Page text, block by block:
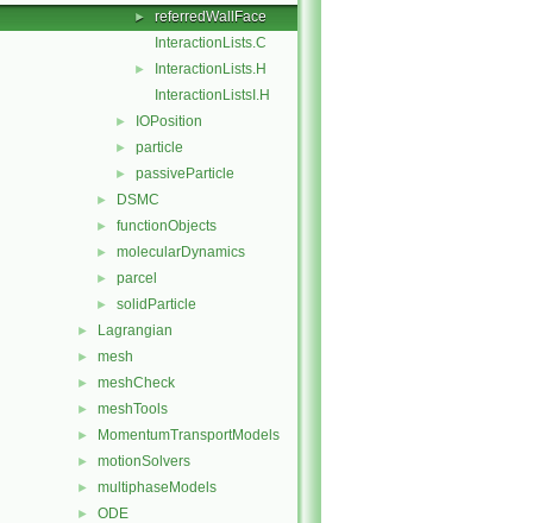
►
referredWallFace
InteractionLists.C
►
InteractionLists.H
InteractionListsI.H
► IOPosition
► particle
► passiveParticle
► DSMC
► functionObjects
► molecularDynamics
► parcel
► solidParticle
► Lagrangian
► mesh
► meshCheck
► meshTools
► MomentumTransportModels
► motionSolvers
► multiphaseModels
► ODE